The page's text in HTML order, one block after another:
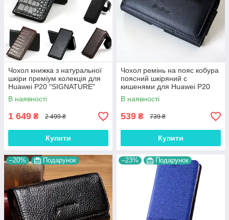
Чохол книжка з натуральної
шкіри преміум колекція для
Huawei P20 "SIGNATURE"
В наявності
1 649 ₴ 2 499 ₴
Купити
Чохол ремінь на пояс кобура
поясний шкіряний c
кишенями для Huawei P20
"RAMOS"
В наявності
539 ₴ 739 ₴
Купити
–20% Подарунок –23% Подарунок